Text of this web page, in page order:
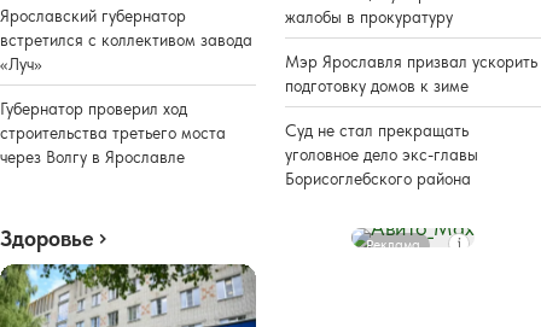
Ярославский губернатор
встретился с коллективом завода
«Луч»
Губернатор проверил ход
строительства третьего моста
через Волгу в Ярославле
жалобы в прокуратуру
Мэр Ярославля призвал ускорить
подготовку домов к зиме
Суд не стал прекращать
уголовное дело экс-главы
Борисоглебского района
Здоровье Реклама